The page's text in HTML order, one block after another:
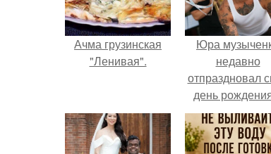
Ачма грузинская
"Ленивая".
Юра
недавно
отпраздновал
день
кругу самых
близких и
людей.